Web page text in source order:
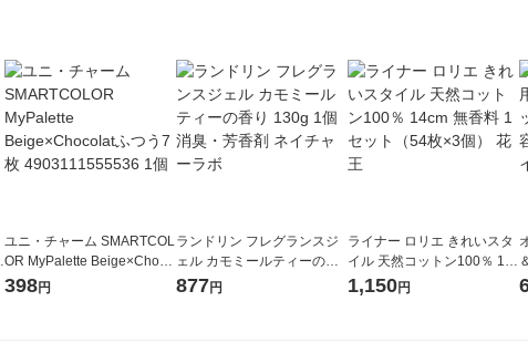
ユニ・チャーム SMARTCOL
OR MyPalette Beige×Choco
latふつう7枚 490311155553
398円
ランドリン フレグランスジ
ェル カモミールティーの香
り 130g 1個 消臭・芳香剤 ネ
877円
ライナー ロリエ きれいスタ
イル 天然コットン100％ 14c
m 無香料 1セット（54枚×3
1,150円